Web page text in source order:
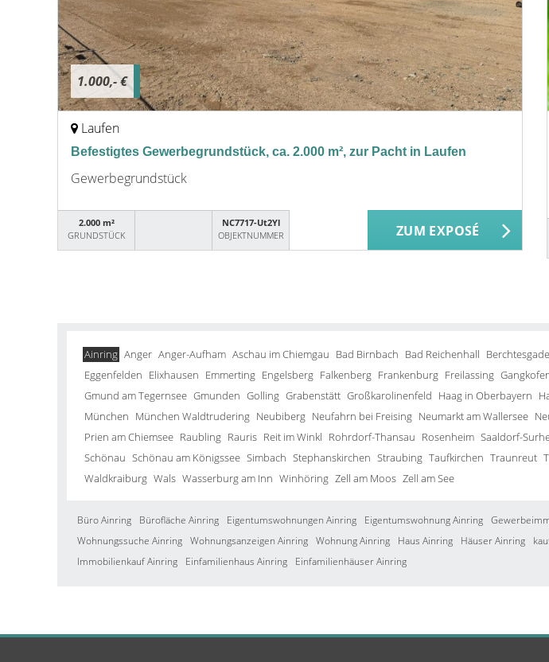
1.000,- €
Laufen
Befestigtes Gewerbegrundstück, ca. 2.000 m², zur Pacht in Laufen
Gewerbegrundstück
2.000 m²
GRUNDSTÜCK
NC7717-Ut2Yl
OBJEKTNUMMER
ZUM EXPOSÉ
Ainring Anger Anger-Aufham Aschau im Chiemgau Bad Birnbach Bad Reichenhall
Eggenfelden Elixhausen Emmerting Engelsberg Falkenberg Frankenburg Freilassing
Gmund am Tegernsee Gmunden Golling Grabenstätt Großkarolinenfeld Haag in Oberbayern
München München Waldtrudering Neubiberg Neufahrn bei Freising Neumarkt am Wallersee
Prien am Chiemsee Raubling Rauris Reit im Winkl Rohrdorf-Thansau Rosenheim Saaldorf-
Schönau Schönau am Königssee Simbach Stephanskirchen Straubing Taufkirchen Traunreut
Waldkraiburg Wals Wasserburg am Inn Winhöring Zell am Moos Zell am See
Büro Ainring Bürofläche Ainring Eigentumswohnungen Ainring Eigentumswohnung Ainring
Wohnungssuche Ainring Wohnungsanzeigen Ainring Wohnung Ainring Haus Ainring Häuser Ainring
Immobilienkauf Ainring
Einfamilienhaus Ainring Einfamilienhäuser Ainring